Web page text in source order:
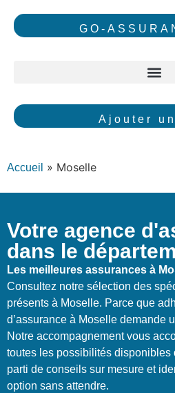
GO-
Ajouter
Accueil » Moselle
Votre agence
dans le
Les meilleures assurances à
Consultez notre sélection des
présents à Moselle. Parce que
d’assurance à Moselle demande
Notre accompagnement vous
toutes les possibilités disponibles
parti de conseils sur mesure et
option sans attendre.